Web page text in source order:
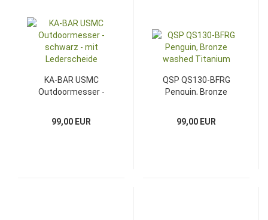
KA-BAR USMC
Outdoormesser -
99,00 EUR
QSP QS130-BFRG
Penguin, Bronze
99,00 EUR